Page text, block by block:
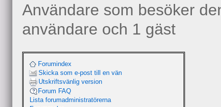
Användare som besöker
användare och 1 gäst
Forumindex
Skicka som e-post till en vän
Utskriftsvänlig version
Forum FAQ
Lista forumadministratörerna